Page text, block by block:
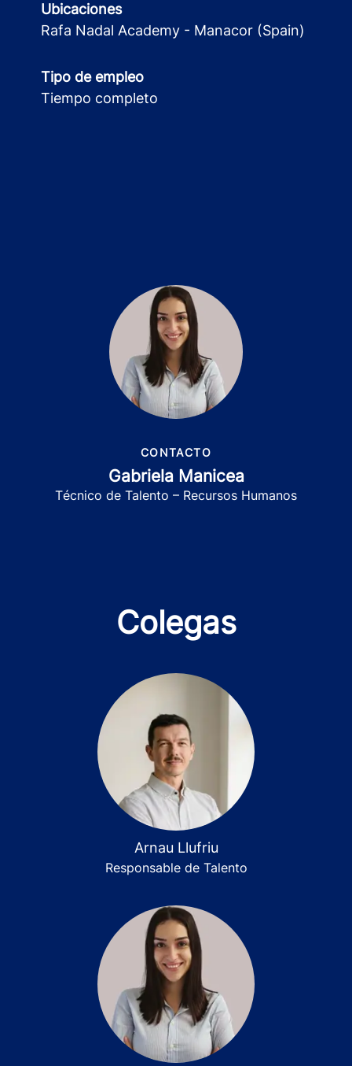
Ubicaciones
Rafa Nadal Academy - Manacor (Spain)
Tipo de empleo
Tiempo completo
CONTACTO
Gabriela Manicea
Técnico de Talento – Recursos Humanos
Colegas
Arnau Llufriu
Responsable de Talento